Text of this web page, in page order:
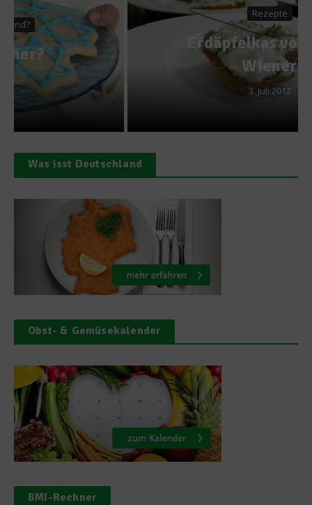
Rezepte
Erdäpfelkas von Sarah
Was isst Deutschland
Obst- & Gemüsekalender
BMI-Rechner